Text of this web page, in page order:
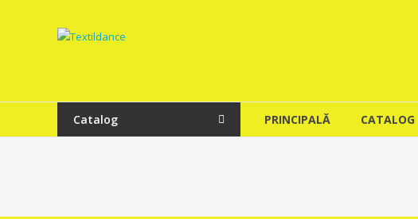
Textildance.md
Catalog PRINCIPALĂ CATALOG